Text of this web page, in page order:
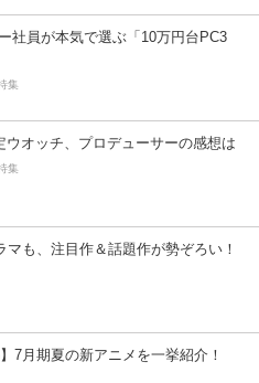
社員が本気で選ぶ「10万円台PC3
集
ウオッチ、プロデューサーの感想は
集
マも、注目作＆話題作が勢ぞろい！
7月期夏の新アニメを一挙紹介！